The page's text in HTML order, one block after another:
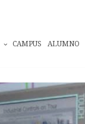
CAMPUS ALUMNO